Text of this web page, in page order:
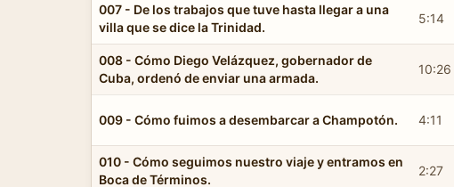
007 - De los trabajos que tuve hasta llegar a una
villa que se dice la Trinidad.
5:14
008 - Cómo Diego Velázquez, gobernador de
Cuba, ordenó de enviar una armada.
10:26
009 - Cómo fuimos a desembarcar a Champotón. 4:11
010 - Cómo seguimos nuestro viaje y entramos en
Boca de Términos.
2:27